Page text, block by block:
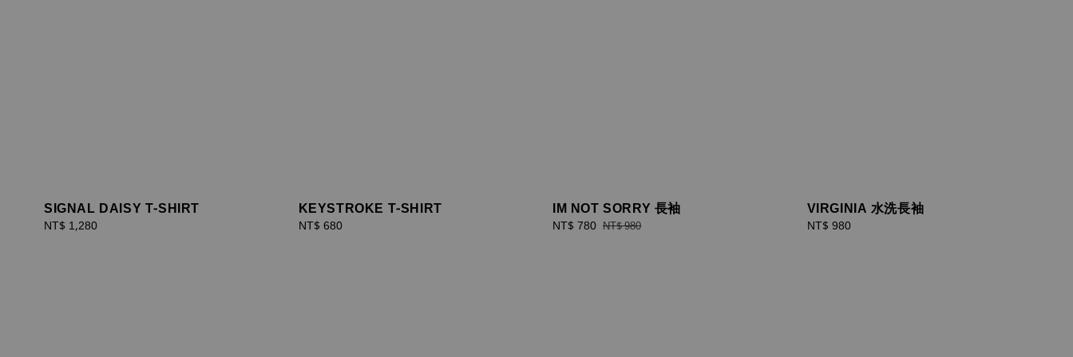
SIGNAL DAISY T-SHIRT
Regular
NT$ 1,280
KEYSTROKE T-SHIRT
Regular
NT$ 680
IM NOT SORRY 長袖
Sale
NT$ 780 Regular
NT$ 980
VIRGINIA 水洗長袖
Regular
NT$ 980